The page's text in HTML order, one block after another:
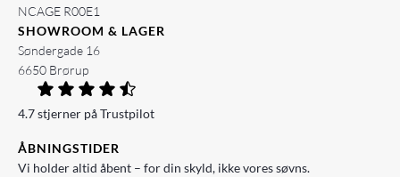
NCAGE R00E1
SHOWROOM & LAGER
Søndergade 16
6650 Brørup
4.7 stjerner på Trustpilot
ÅBNINGSTIDER
Vi holder altid åbent – for din skyld, ikke vores søvns.